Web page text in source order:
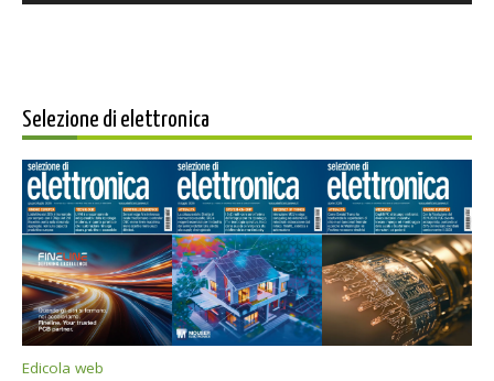
Selezione di elettronica
Edicola web